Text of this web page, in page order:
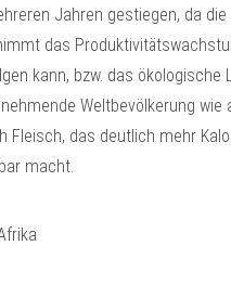
Jahren gestiegen, da
das
kann, bzw. das
Weltbevölkerung
Fleisch, das deutlich mehr
macht.